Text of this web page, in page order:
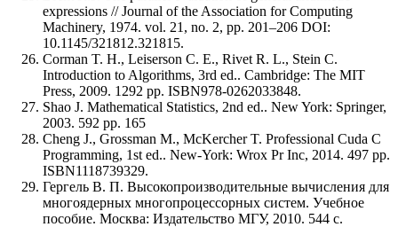
expressions // Journal of the Association for Computing
Machinery, 1974. vol. 21, no. 2, pp. 201–206 DOI:
10.1145/321812.321815.
Corman T. H., Leiserson C. E., Rivet R. L., Stein C.
Introduction to Algorithms, 3rd ed.. Cambridge: The MIT
Press, 2009. 1292 pp. ISBN978-0262033848.
Shao J. Mathematical Statistics, 2nd ed.. New York: Springer,
2003. 592 pp. 165
Cheng J., Grossman M., McKercher T. Professional Cuda C
Programming, 1st ed.. New-York: Wrox Pr Inc, 2014. 497 pp.
ISBN1118739329.
Гергель В. П. Высокопроизводительные вычисления для
многоядерных многопроцессорных систем. Учебное
пособие. Москва: Издательство МГУ, 2010. 544 с.